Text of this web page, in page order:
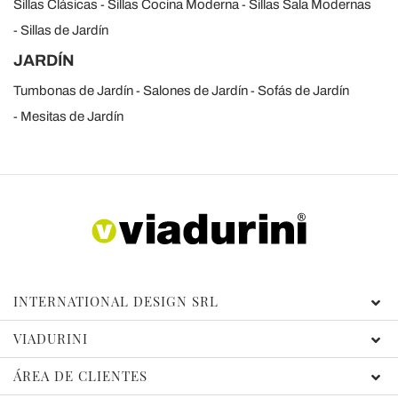
Sillas Clásicas Sillas Cocina Moderna
Sillas Sala Modernas
Sillas de Jardín
JARDÍN
Tumbonas de Jardín Salones de Jardín
Sofás de Jardín
Mesitas de Jardín
INTERNATIONAL DESIGN SRL
VIADURINI
ÁREA DE CLIENTES